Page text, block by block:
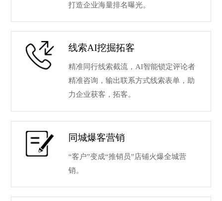
打造企业海量排名曝光。
线索AI挖掘拓客
精准同行线索截流，AI智能锁定评论者
精准咨询，输出联系方式线索表单，助
力企业获客，拓客。
同城爆客营销
“客户”变成“推销员”店铺火爆全城营
销。